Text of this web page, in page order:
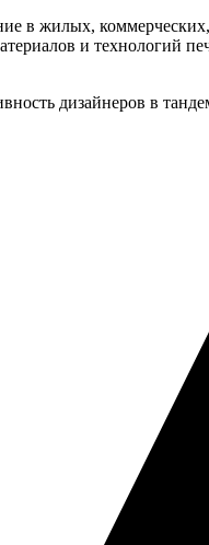
в жилых,
и технологий
дизайнеров в